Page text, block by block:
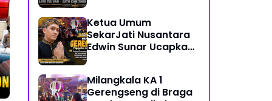
Ketua Umum
SekarJati Nusantara
Edwin Sunar Ucapkan
Milangkala KA 1
Gerengseng di Braga